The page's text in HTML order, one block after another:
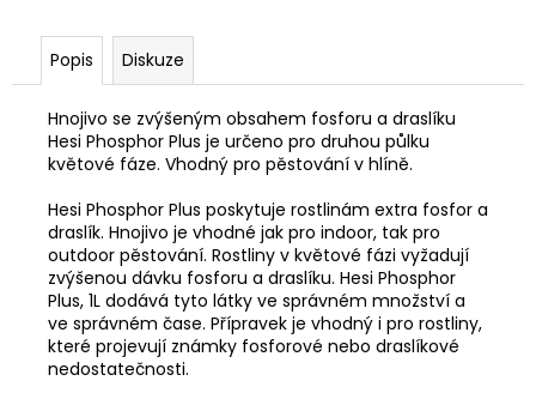
Popis Diskuze
Hnojivo se zvýšeným obsahem fosforu a draslíku
Hesi Phosphor Plus je určeno pro druhou půlku
květové fáze. Vhodný pro pěstování v hlíně.
Hesi Phosphor Plus poskytuje rostlinám extra fosfor a
draslík. Hnojivo je vhodné jak pro indoor, tak pro
outdoor pěstování. Rostliny v květové fázi vyžadují
zvýšenou dávku fosforu a draslíku. Hesi Phosphor
Plus, 1L dodává tyto látky ve správném množství a
ve správném čase. Přípravek je vhodný i pro rostliny,
které projevují známky fosforové nebo draslíkové
nedostatečnosti.
m